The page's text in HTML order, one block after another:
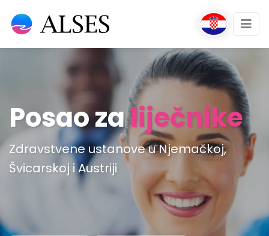
Posao zaliječnike
Zdravstvene ustanove u Njemačkoj,
Švicarskoj i Austriji